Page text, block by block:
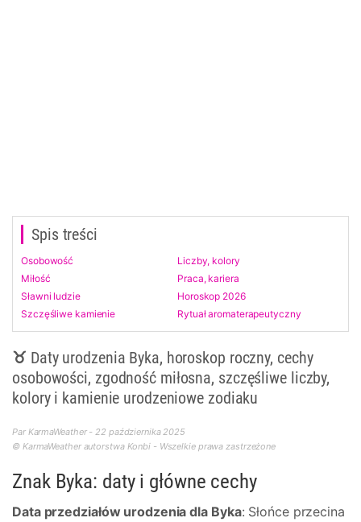
Spis treści
Osobowość
Liczby, kolory
Miłość
Praca, kariera
Sławni ludzie
Horoskop 2026
Szczęśliwe kamienie
Rytuał aromaterapeutyczny
♉ Daty urodzenia Byka, horoskop roczny, cechy
osobowości, zgodność miłosna, szczęśliwe liczby,
kolory i kamienie urodzeniowe zodiaku
Par KarmaWeather - 22 października 2025
© KarmaWeather autorstwa Konbi - Wszelkie prawa zastrzeżone
Znak Byka: daty i główne cechy
Data przedziałów urodzenia dla Byka: Słońce przecina